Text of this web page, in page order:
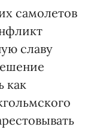
самолетов
славу
как